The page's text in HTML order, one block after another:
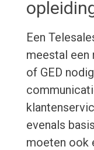
Een
meestal
of GED
evenals
moeten ook